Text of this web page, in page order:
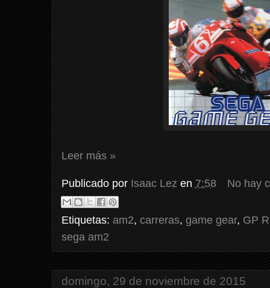
Leer más »
Publicado por Isaac Lez en 7:58 No hay
Etiquetas: am2, carreras, game gear, GP
sega am2
domingo, 29 de noviembre de 2015